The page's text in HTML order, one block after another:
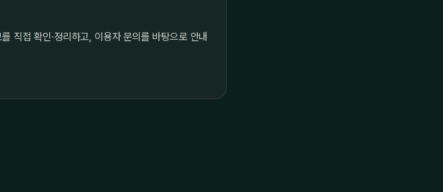
직접 확인·정리하고, 이용자 문의를 바탕으로 안내